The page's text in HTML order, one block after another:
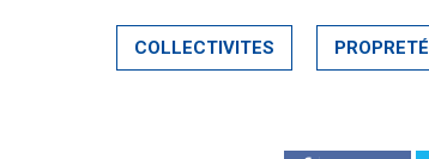
COLLECTIVITES